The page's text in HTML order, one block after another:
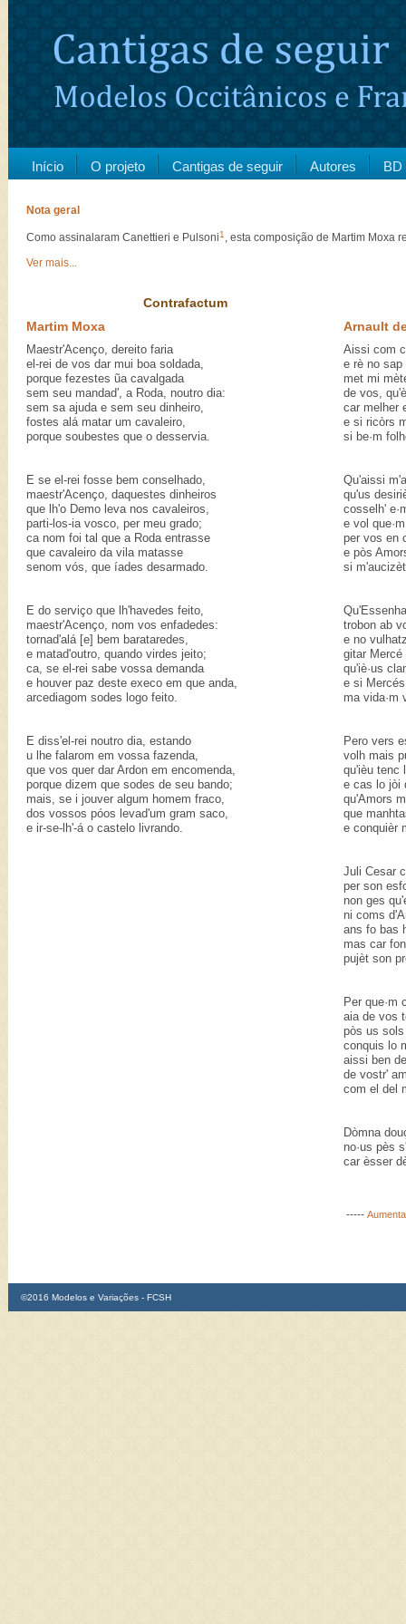
Início O projeto Cantigas de seguir Autores BD
Nota geral
Como assinalaram Canettieri e Pulsoni1 , esta composição de Martim Moxa
Ver mais...
Contrafactum
Martim Moxa
Maestr'Acenço, dereito faria
el-rei de vos dar mui boa soldada,
porque fezestes ũa cavalgada
sem seu mandad', a Roda, noutro dia:
sem sa ajuda e sem seu dinheiro,
fostes alá matar um cavaleiro,
porque soubestes que o desservia.
E se el-rei fosse bem conselhado,
maestr'Acenço, daquestes dinheiros
que lh'o Demo leva nos cavaleiros,
parti-los-ia vosco, per meu grado;
ca nom foi tal que a Roda entrasse
que cavaleiro da vila matasse
senom vós, que íades desarmado.
E do serviço que lh'havedes feito,
maestr'Acenço, nom vos enfadedes:
tornad'alá [e] bem barataredes,
e matad'outro, quando virdes jeito;
ca, se el-rei sabe vossa demanda
e houver paz deste execo em que anda,
arcediagom sodes logo feito.
E diss'el-rei noutro dia, estando
u lhe falarom em vossa fazenda,
que vos quer dar Ardon em encomenda,
porque dizem que sodes de seu bando;
mais, se i jouver algum homem fraco,
dos vossos póos levad'um gram saco,
e ir-se-lh'-á o castelo livrando.
Arnault
Aissi com
e rè no
met mi
de vos,
car melher
e si ricòrs
si be·m
Qu'aissi
qu'us
cosselh'
e vol
per vos en
e pòs
si
trobon ab
e no
gitar
qu'iè·us
e si
ma vida·m
Pero vers
volh mais
qu'ièu tenc
e cas lo jòi
qu'Amors
que
e conquièr
Juli Cesar
per son
non ges
ni coms
ans fo bas
mas car
pujèt son
Per
aia de vos
pòs us
conquis lo
aissi ben
de vostr'
com el del
Dòmna
no·us pès
car èsser
-----
©2016 Modelos e Variações - FCSH